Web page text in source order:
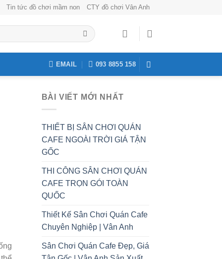
Tin tức đồ chơi mầm non CTY đồ chơi Vân Anh
EMAIL 093 8855 158
BÀI VIẾT MỚI NHẤT
THIẾT BỊ SÂN CHƠI QUÁN
CAFE NGOÀI TRỜI GIÁ TẬN
GỐC
THI CÔNG SÂN CHƠI QUÁN
CAFE TRỌN GÓI TOÀN
QUỐC
Thiết Kế Sân Chơi Quán Cafe
Chuyên Nghiệp | Vân Anh
Sân Chơi Quán Cafe Đẹp, Giá